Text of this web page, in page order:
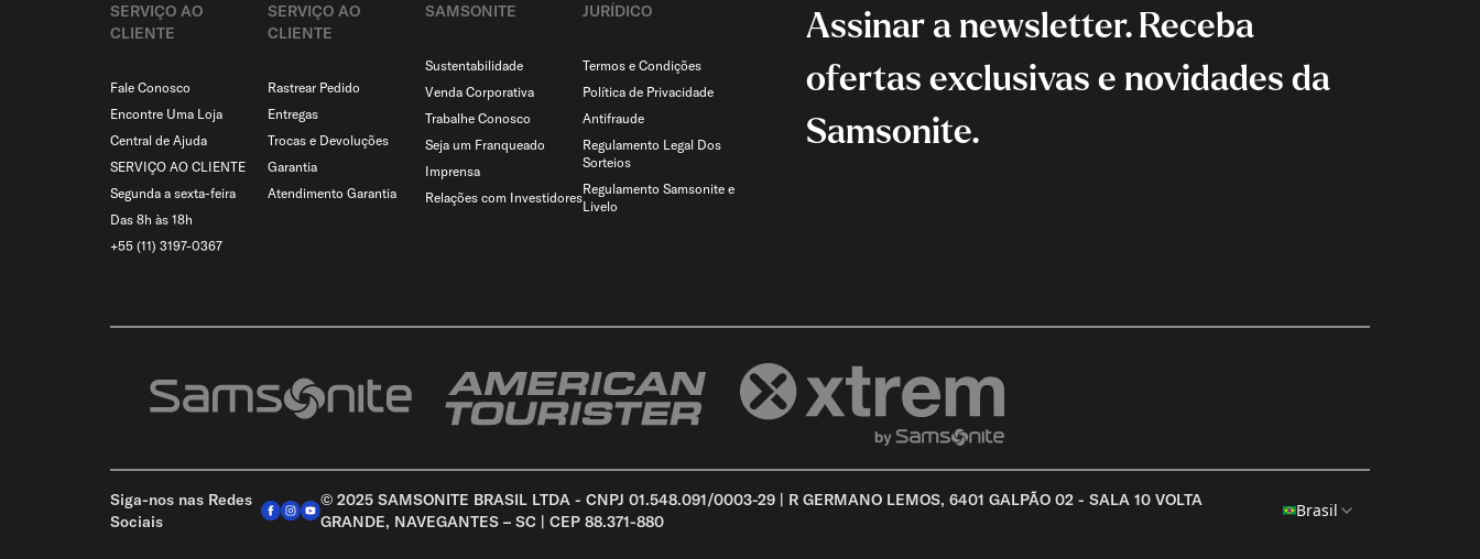
SERVIÇO AO
CLIENTE​
Fale Conosco
Encontre Uma Loja
Central de Ajuda
SERVIÇO AO CLIENTE
Segunda a sexta-feira
Das 8h às 18h
+55 (11) 3197-0367
SERVIÇO AO
CLIENTE​
Rastrear Pedido
Entregas
Trocas e Devoluções
Garantia
Atendimento Garantia
SAMSONITE
Sustentabilidade
Venda Corporativa
Trabalhe Conosco
Seja um Franqueado
Imprensa
Relações com Investidores
JURÍDICO
Termos e Condições
Política de Privacidade
Antifraude
Regulamento Legal Dos
Sorteios
Regulamento Samsonite e
Livelo
Assinar a newsletter. Receba
ofertas exclusivas e novidades da
Samsonite.
Siga-nos nas Redes
Sociais
© 2025 SAMSONITE BRASIL LTDA - CNPJ 01.548.091/0003-29 | R GERMANO LEMOS, 6401 GALPÃO 02 - SALA 10 VOLTA
GRANDE, NAVEGANTES – SC | CEP 88.371-880
Brasil